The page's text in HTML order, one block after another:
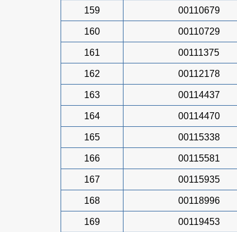
159 00110679
160 00110729
161 00111375
162 00112178
163 00114437
164 00114470
165 00115338
166 00115581
167 00115935
168 00118996
169 00119453